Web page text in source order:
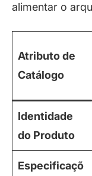
alimentar o
Atributo de
Catálogo
Identidade
do Produto
Especificaçõ